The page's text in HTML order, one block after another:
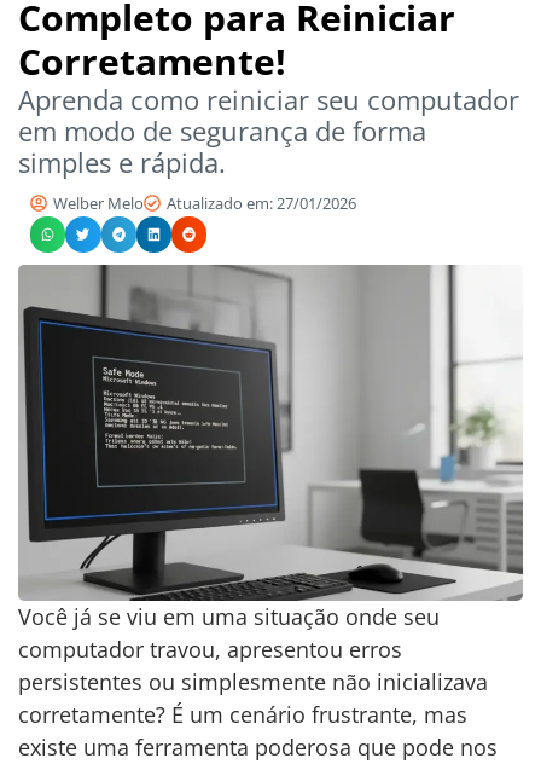
Completo para Reiniciar
Corretamente!
Aprenda como reiniciar seu computador
em modo de segurança de forma
simples e rápida.
Welber Melo Atualizado em: 27/01/2026
Você já se viu em uma situação onde seu
computador travou, apresentou erros
persistentes ou simplesmente não inicializava
corretamente? É um cenário frustrante, mas
existe uma ferramenta poderosa que pode nos